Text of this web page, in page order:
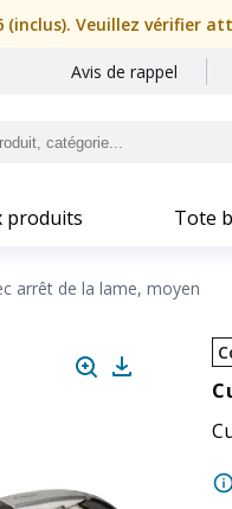
(inclus). Veuillez
Avis de rappel
produits Tote
arrêt de la lame, moyen